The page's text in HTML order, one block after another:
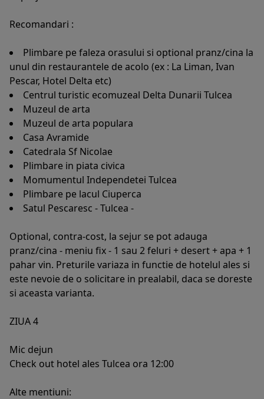
Recomandari :
Plimbare pe faleza orasului si optional pranz/cina la
unul din restaurantele de acolo (ex : La Liman, Ivan
Pescar, Hotel Delta etc)
Centrul turistic ecomuzeal Delta Dunarii Tulcea
Muzeul de arta
Muzeul de arta populara
Casa Avramide
Catedrala Sf Nicolae
Plimbare in piata civica
Momumentul Independetei Tulcea
Plimbare pe lacul Ciuperca
Satul Pescaresc - Tulcea -
Optional, contra-cost, la sejur se pot adauga
pranz/cina - meniu fix - 1 sau 2 feluri + desert + apa + 1
pahar vin. Preturile variaza in functie de hotelul ales si
este nevoie de o solicitare in prealabil, daca se doreste
si aceasta varianta.
ZIUA 4
Mic dejun
Check out hotel ales Tulcea ora 12:00
Alte mentiuni: